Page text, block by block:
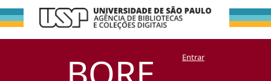
Filtrar por:
Assunto
DSpace/Manakin + CoriscoEntrar